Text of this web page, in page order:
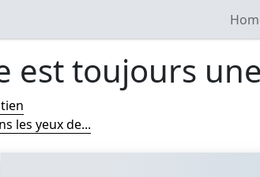
est toujours
les yeux de...